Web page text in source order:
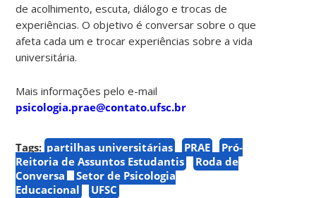
de acolhimento, escuta, diálogo e trocas de
experiências. O objetivo é conversar sobre o que
afeta cada um e trocar experiências sobre a vida
universitária.
Mais informações pelo e-mail
psicologia.prae@contato.ufsc.br
Tags: partilhas universitárias PRAE
Pró-
Reitoria de Assuntos Estudantis
Roda de
Conversa
Setor de Psicologia
Educacional
UFSC